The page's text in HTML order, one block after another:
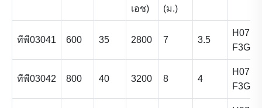
เอช)
(ม.)
ทีพี03041 600 35 2800 7 3.5
ทีพี03042 800 40 3200 8 4